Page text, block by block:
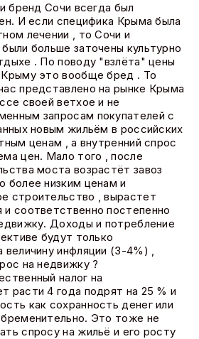
бренд Сочи всегда был
И если специфика Крыма была
лечении , то Сочи и
больше заточены культурно
. По поводу "взлёта" цены
это вообще бред . То
представлено на рынке Крыма
своей ветхое и не
запросам покупателей с
новым жильём в российских
ценам , а внутренний спрос
цен. Мало того , после
моста возрастёт завоз
более низким ценам и
строительство , вырастет
соответственно постепенно
Доходы и потребление
будут только
величину инфляции (3-4%) ,
на недвижку ?
налог на
расти 4 года подрят на 25 % и
как сохранность денег или
Это тоже не
спросу на жильё и его росту